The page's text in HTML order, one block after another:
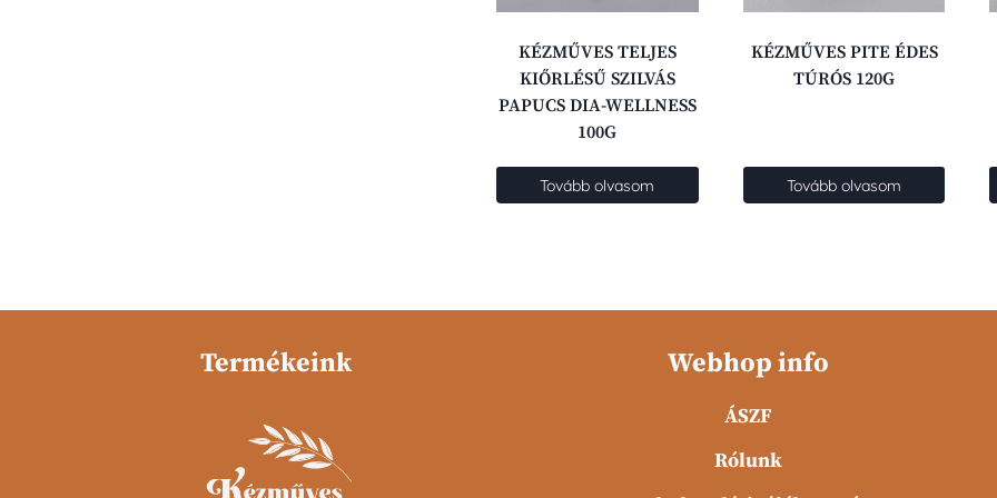
KÉZMŰVES TELJES
KIŐRLÉSŰ SZILVÁS
PAPUCS DIA-WELLNESS
100G
Tovább olvasom
KÉZMŰVES PITE ÉDES
TÚRÓS 120G
Tovább olvasom
Termékeink Webhop info
ÁSZF
Rólunk